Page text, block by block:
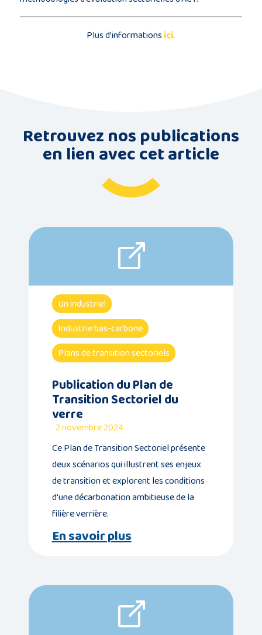
Plus d’informations ici.
Retrouvez nos publications
en lien avec cet article
Un industriel
Industrie bas-carbone
Plans de transition sectoriels
Publication du Plan de
Transition Sectoriel du
verre
2 novembre 2024
Ce Plan de Transition Sectoriel présente
deux scénarios qui illustrent ses enjeux
de transition et explorent les conditions
d'une décarbonation ambitieuse de la
filière verrière.
En savoir plus